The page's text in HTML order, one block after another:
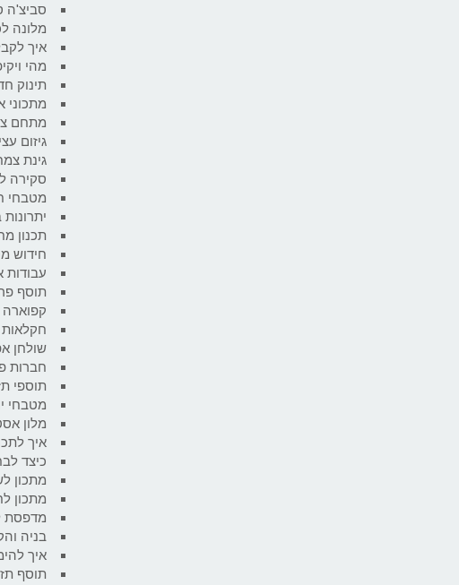
סביצ'ה
מלונה
איך
מהי
תינוק
מתכוני
מתחם
גיזום
גינת
סקירה
מטבחי
תכנון
חידוש
עבודות
תוסף
קפוארה
חקלאות
שולחן
חברות
תוספי
מטבחי
מלון
איך
כיצד
מתכון
מתכון
מדפסת
בניה
איך
תוסף